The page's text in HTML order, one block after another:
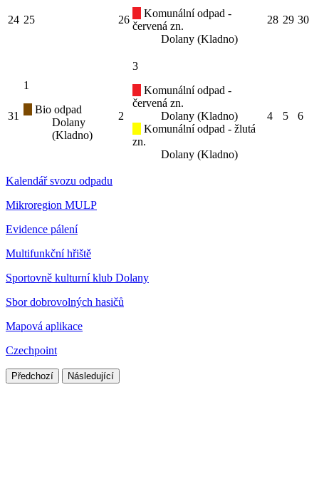
24 25 26
Komunální odpad -
červená zn.
Dolany (Kladno)
28 29 30
31
1
Bio odpad
Dolany
(Kladno)
2
3
Komunální odpad -
červená zn.
Dolany (Kladno)
Komunální odpad - žlutá
zn.
Dolany (Kladno)
4 5 6
Kalendář svozu odpadu
Mikroregion MULP
Evidence pálení
Multifunkční hřiště
Sportovně kulturní klub Dolany
Sbor dobrovolných hasičů
Mapová aplikace
Czechpoint
Předchozí Následující